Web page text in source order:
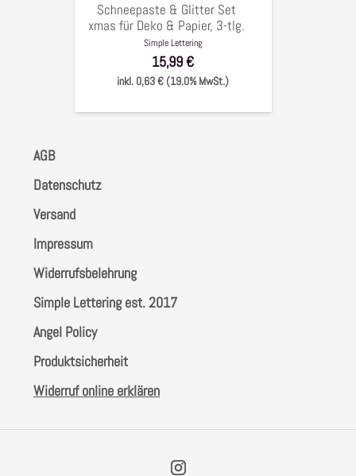
Papier,
Schneepaste & Glitter Set
xmas für Deko & Papier, 3-tlg.
Simple Lettering
15,99 €
inkl. 0,63 € (19.0% MwSt.)
AGB
Datenschutz
Versand
Impressum
Widerrufsbelehrung
Simple Lettering est. 2017
Angel Policy
Produktsicherheit
Widerruf online erklären